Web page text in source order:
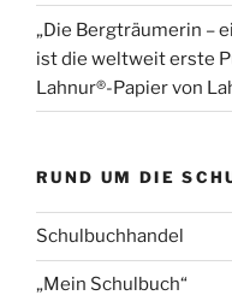
„Die Bergträumerin –
ist die weltweit erste
Lahnur®-Papier von
RUND UM DIE
Schulbuchhandel
„Mein Schulbuch“